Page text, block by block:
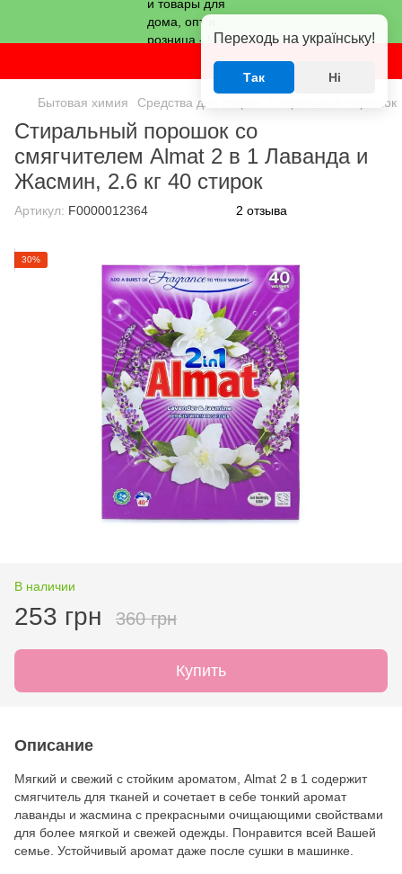
Бытовая химия Средства для стирки Стиральный порошок
Стиральный порошок со
смягчителем Almat 2 в 1 Лаванда и
Жасмин, 2.6 кг 40 стирок
Артикул: F0000012364 2 отзыва
30%
В наличии
253 грн 360 грн
Купить
Описание
Мягкий и свежий с стойким ароматом, Almat 2 в 1 содержит
смягчитель для тканей и сочетает в себе тонкий аромат
лаванды и жасмина с прекрасными очищающими свойствами
для более мягкой и свежей одежды. Понравится всей Вашей
семье. Устойчивый аромат даже после сушки в машинке.
Переходь на українську!
Так Ні